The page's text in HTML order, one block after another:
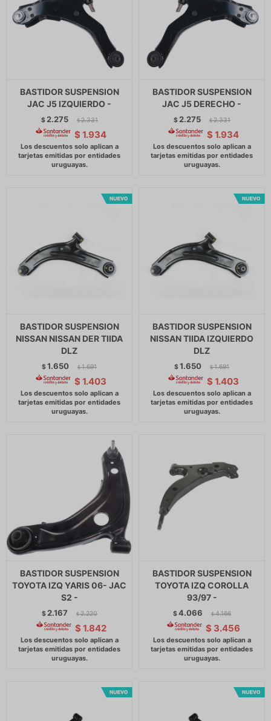
BASTIDOR SUSPENSION
JAC J5 IZQUIERDO -
$ 2.275 $ 2.331
$ 1.934
BASTIDOR SUSPENSION
JAC J5 DERECHO -
$ 2.275 $ 2.331
$ 1.934
BASTIDOR SUSPENSION
NISSAN NISSAN DER TIIDA
DLZ
$1.650 $ 1.691
$ 1.403
BASTIDOR SUSPENSION
NISSAN TIIDA IZQUIERDO
DLZ
$1.650 $ 1.691
$ 1.403
BASTIDOR SUSPENSION
TOYOTA IZQ YARIS 06- JAC
S2 -
$ 2.167 $ 2.220
$ 1.842
BASTIDOR SUSPENSION
TOYOTA IZQ COROLLA
93/97 -
$4.066 $ 4.166
$ 3.456